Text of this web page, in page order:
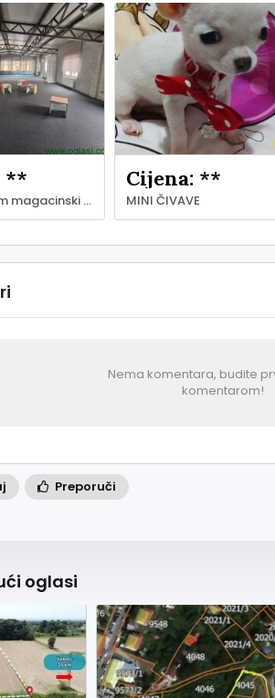
**
Iznajmljujem magacinski i kancelarijski prostor - Zemun
Cijena: **
MINI ČIVAVE
Nema komentara, budite
komentarom!
Preporuči
oglasi